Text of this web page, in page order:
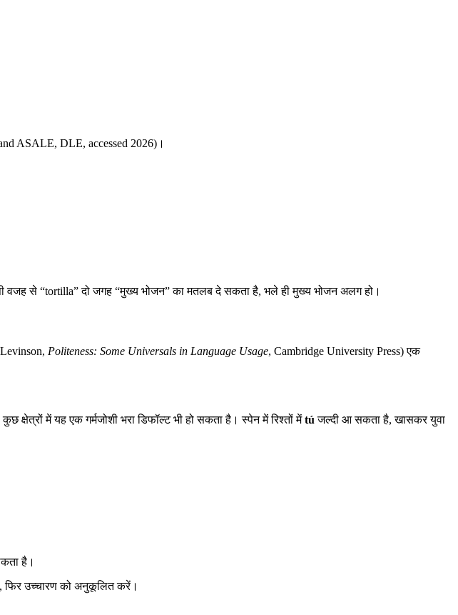
ASALE, DLE, accessed 2026)।
वजह से “tortilla” दो जगह “मुख्य भोजन” का मतलब दे सकता है, भले ही मुख्य भोजन अलग हो।
Politeness: Some Universals in Language Usage, Cambridge University Press) एक
क्षेत्रों में यह एक गर्मजोशी भरा डिफॉल्ट भी हो सकता है। स्पेन में रिश्तों मेंtú जल्दी आ सकता है, खासकर युवा
है।
फिर उच्चारण को अनुकूलित करें।